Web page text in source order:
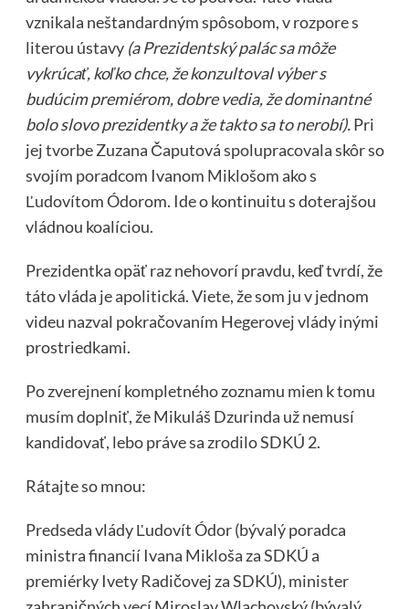
vznikala neštandardným spôsobom, v rozpore s
literou ústavy (a Prezidentský palác sa môže
vykrúcať, koľko chce, že konzultoval výber s
budúcim premiérom, dobre vedia, že dominantné
bolo slovo prezidentky a že takto sa to nerobí).Pri
jej tvorbe Zuzana Čaputová spolupracovala skôr so
svojím poradcom Ivanom Miklošom ako s
Ľudovítom Ódorom. Ide o kontinuitu s doterajšou
vládnou koalíciou.
Prezidentka opäť raz nehovorí pravdu, keď tvrdí, že
táto vláda je apolitická. Viete, že som ju v jednom
videu nazval pokračovaním Hegerovej vlády inými
prostriedkami.
Po zverejnení kompletného zoznamu mien k tomu
musím doplniť, že Mikuláš Dzurinda už nemusí
kandidovať, lebo práve sa zrodilo SDKÚ 2.
Rátajte so mnou:
Predseda vlády Ľudovít Ódor (bývalý poradca
ministra financií Ivana Mikloša za SDKÚ a
premiérky Ivety Radičovej za SDKÚ), minister